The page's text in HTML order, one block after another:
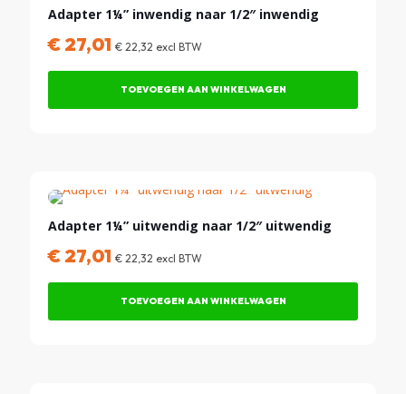
Adapter 1¼” inwendig naar 1/2″ inwendig
€ 27,01 € 22,32 excl BTW
TOEVOEGEN AAN WINKELWAGEN
Adapter 1¼” uitwendig naar 1/2″ uitwendig
€ 27,01 € 22,32 excl BTW
TOEVOEGEN AAN WINKELWAGEN